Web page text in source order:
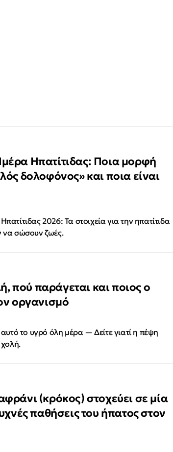
Ηπατίτιδας: Ποια μορφή
δολοφόνος» και ποια είναι
2026: Τα στοιχεία για την ηπατίτιδα
σώσουν ζωές.
πού παράγεται και ποιος ο
οργανισμό
το υγρό όλη μέρα — Δείτε γιατί η πέψη
(κρόκος) στοχεύει σε μία
παθήσεις του ήπατος στον